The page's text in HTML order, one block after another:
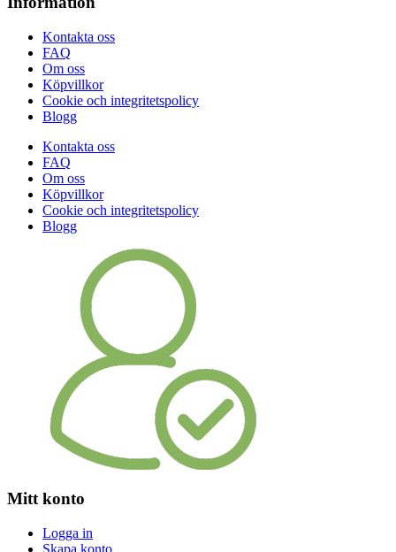
Kontakta oss
FAQ
Om oss
Köpvillkor
Cookie och integritetspolicy
Blogg
Kontakta oss
FAQ
Om oss
Köpvillkor
Cookie och integritetspolicy
Blogg
Mitt konto
Logga in